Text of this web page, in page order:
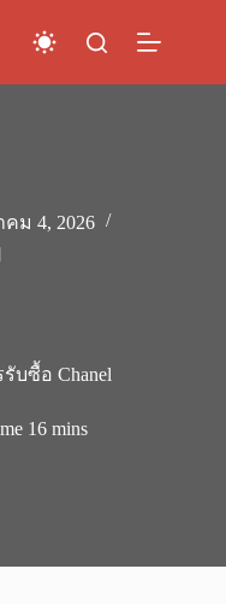
ม 4, 2026
บซื้อ Chanel
16 mins